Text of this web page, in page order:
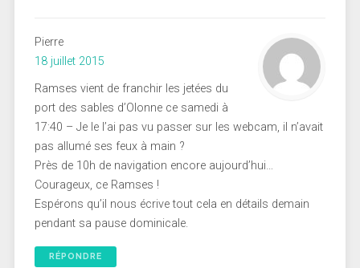
Pierre
18 juillet 2015
Ramses vient de franchir les jetées du
port des sables d’Olonne ce samedi à
17:40 – Je le l’ai pas vu passer sur les webcam, il n’avait
pas allumé ses feux à main ?
Près de 10h de navigation encore aujourd’hui…
Courageux, ce Ramses !
Espérons qu’il nous écrive tout cela en détails demain
pendant sa pause dominicale.
RÉPONDRE